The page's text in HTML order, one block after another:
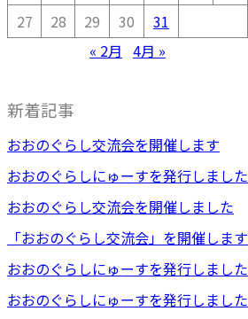
27
28 29 30
31
« 2月 4月 »
新着記事
おおのぐらし交流会を開催します
おおのぐらしにゅーすを発行しました
おおのぐらし交流会を開催しました
「おおのぐらし交流会」を開催します
おおのぐらしにゅーすを発行しました
おおのぐらしにゅーすを発行しました